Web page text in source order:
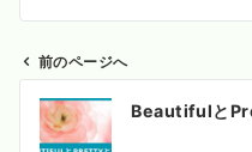
前のページへ
Beautifulと